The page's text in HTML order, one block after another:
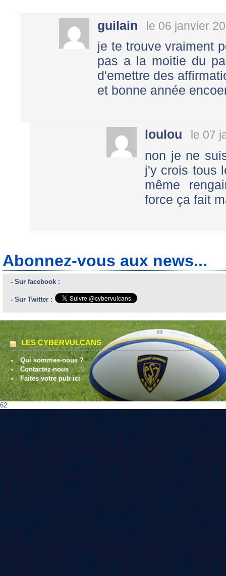
guilain le 06 janvier
je te trouve vraiment
pas a la moitie du
d'emettre des
et bonne année
loulou le 07
non je ne
j'y crois tous
même
force ça fait
Abonnez-vous aux news...
- Sur facebook :
- Sur Twitter :
LES CYBERVULCANS
Qui sommes-nous ?
Contactez-nous
Faites votre pub ici
62